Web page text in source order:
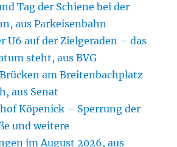
Tag der Schiene bei der
aus Parkeisenbahn
U6 auf der Zielgeraden – das
steht, aus BVG
am Breitenbachplatz
aus Senat
Köpenick – Sperrung der
und weitere
im August 2026, aus